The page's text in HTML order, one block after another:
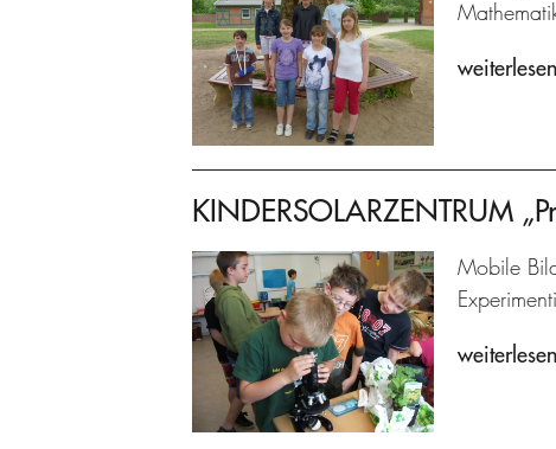
weiterlesen
KINDERSOLARZENTRUM
Mobile
weiterlesen